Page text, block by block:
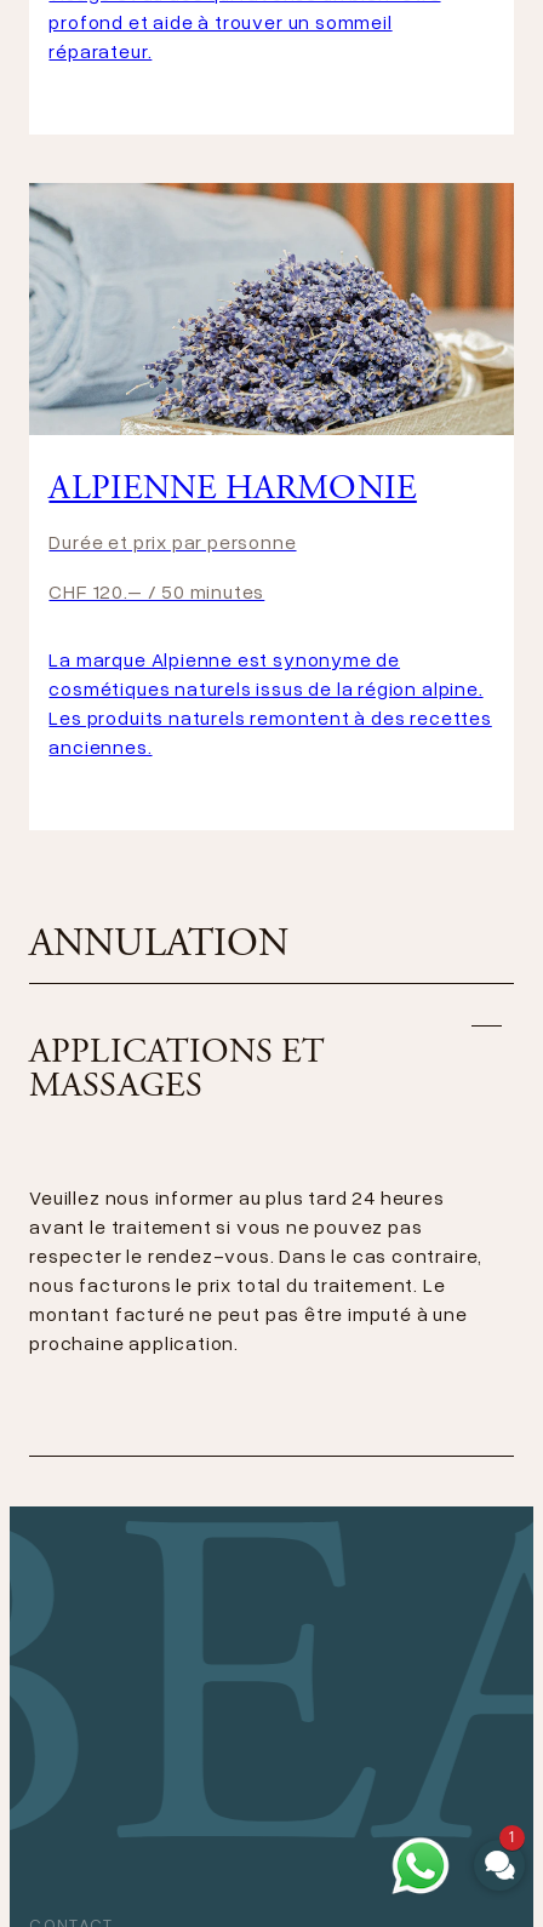
profond et aide à trouver un sommeil
réparateur.
ALPIENNE HARMONIE
Durée et prix par personne
CHF 120.– / 50 minutes
La marque Alpienne est synonyme de
cosmétiques naturels issus de la région alpine.
Les produits naturels remontent à des recettes
anciennes.
ANNULATION
APPLICATIONS ET
MASSAGES
Veuillez nous informer au plus tard 24 heures
avant le traitement si vous ne pouvez pas
respecter le rendez-vous. Dans le cas contraire,
nous facturons le prix total du traitement. Le
montant facturé ne peut pas être imputé à une
prochaine application.
1